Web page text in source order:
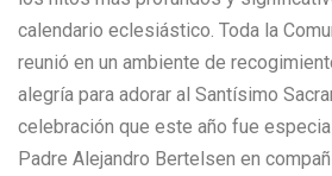
calendario eclesiástico. Toda la
reunió en un ambiente de
alegría para adorar al Santísimo
celebración que este año fue
Padre Alejandro Bertelsen en